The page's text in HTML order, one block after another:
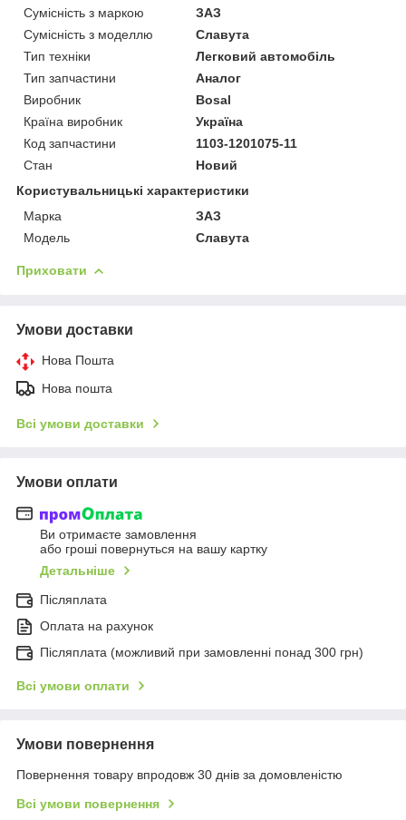
Сумісність з маркою
ЗАЗ
Сумісність з моделлю
Славута
Тип техніки
Легковий автомобіль
Тип запчастини
Аналог
Виробник
Bosal
Країна виробник
Україна
Код запчастини
1103-1201075-11
Стан
Новий
Користувальницькі характеристики
Марка
ЗАЗ
Модель
Славута
Приховати
Умови доставки
Нова Пошта
Нова пошта
Всі умови доставки
Умови оплати
Ви отримаєте замовлення
або гроші повернуться на вашу картку
Детальніше
Післяплата
Оплата на рахунок
Післяплата (можливий при замовленні понад 300 грн)
Всі умови оплати
Умови повернення
Повернення товару впродовж 30 днів за домовленістю
Всі умови повернення